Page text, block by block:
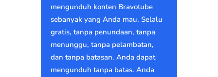
mengunduh konten Bravotube
sebanyak yang Anda mau. Selalu
gratis, tanpa penundaan, tanpa
menunggu, tanpa pelambatan,
dan tanpa batasan. Anda dapat
mengunduh tanpa batas. Anda